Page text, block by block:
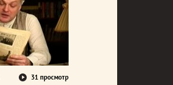
31 просмотр